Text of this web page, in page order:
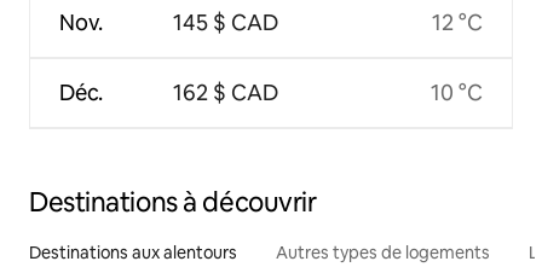
Nov.
Déc.
145 $ CAD
162 $ CAD
12 °C
10 °C
Destinations à découvrir
Destinations aux alentours Autres types de logements